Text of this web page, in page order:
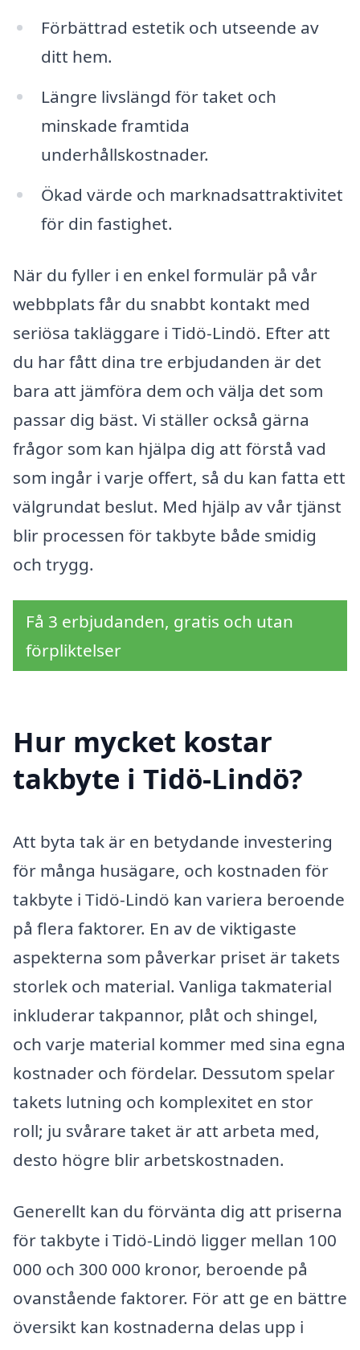
Förbättrad estetik och utseende av
ditt hem.
Längre livslängd för taket och
minskade framtida
underhållskostnader.
Ökad värde och marknadsattraktivitet
för din fastighet.
När du fyller i en enkel formulär på vår
webbplats får du snabbt kontakt med
seriösa takläggare i Tidö-Lindö. Efter att
du har fått dina tre erbjudanden är det
bara att jämföra dem och välja det som
passar dig bäst. Vi ställer också gärna
frågor som kan hjälpa dig att förstå vad
som ingår i varje offert, så du kan fatta ett
välgrundat beslut. Med hjälp av vår tjänst
blir processen för takbyte både smidig
och trygg.
Få 3 erbjudanden, gratis och utan
förpliktelser
Hur mycket kostar
takbyte i Tidö-Lindö?
Att byta tak är en betydande investering
för många husägare, och kostnaden för
takbyte i Tidö-Lindö kan variera beroende
på flera faktorer. En av de viktigaste
aspekterna som påverkar priset är takets
storlek och material. Vanliga takmaterial
inkluderar takpannor, plåt och shingel,
och varje material kommer med sina egna
kostnader och fördelar. Dessutom spelar
takets lutning och komplexitet en stor
roll; ju svårare taket är att arbeta med,
desto högre blir arbetskostnaden.
Generellt kan du förvänta dig att priserna
för takbyte i Tidö-Lindö ligger mellan 100
000 och 300 000 kronor, beroende på
ovanstående faktorer. För att ge en bättre
översikt kan kostnaderna delas upp i